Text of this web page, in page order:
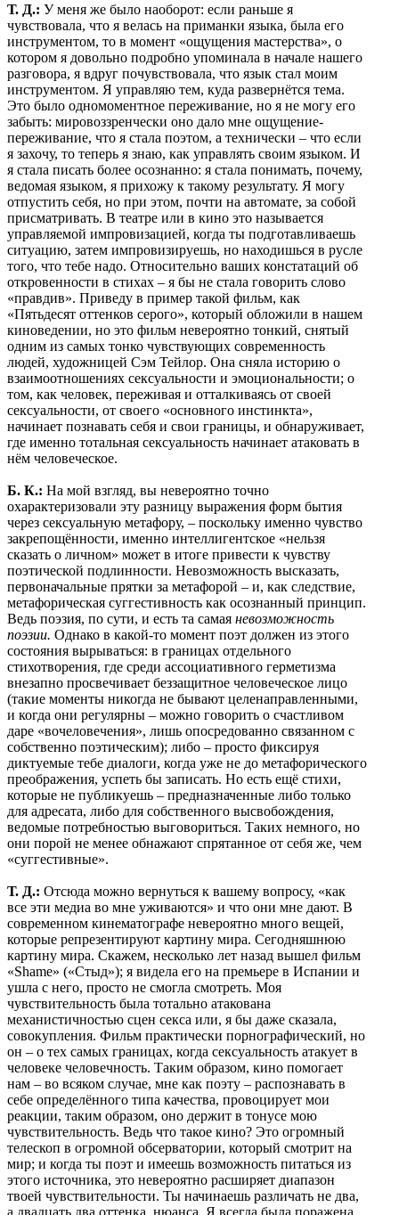
Т. Д.: У меня же было наоборот: если раньше я
чувствовала, что я велась на приманки языка, была его
инструментом, то в момент «ощущения мастерства», о
котором я довольно подробно упоминала в начале нашего
разговора, я вдруг почувствовала, что язык стал моим
инструментом. Я управляю тем, куда развернётся тема.
Это было одномоментное переживание, но я не могу его
забыть: мировоззренчески оно дало мне ощущение-
переживание, что я стала поэтом, а технически – что если
я захочу, то теперь я знаю, как управлять своим языком. И
я стала писать более осознанно: я стала понимать, почему,
ведомая языком, я прихожу к такому результату. Я могу
отпустить себя, но при этом, почти на автомате, за собой
присматривать. В театре или в кино это называется
управляемой импровизацией, когда ты подготавливаешь
ситуацию, затем импровизируешь, но находишься в русле
того, что тебе надо. Относительно ваших констатаций об
откровенности в стихах – я бы не стала говорить слово
«правдив». Приведу в пример такой фильм, как
«Пятьдесят оттенков серого», который обложили в нашем
киноведении, но это фильм невероятно тонкий, снятый
одним из самых тонко чувствующих современность
людей, художницей Сэм Тейлор. Она сняла историю о
взаимоотношениях сексуальности и эмоциональности; о
том, как человек, переживая и отталкиваясь от своей
сексуальности, от своего «основного инстинкта»,
начинает познавать себя и свои границы, и обнаруживает,
где именно тотальная сексуальность начинает атаковать в
нём человеческое.
Б. К.: На мой взгляд, вы невероятно точно
охарактеризовали эту разницу выражения форм бытия
через сексуальную метафору, – поскольку именно чувство
закрепощённости, именно интеллигентское «нельзя
сказать о личном» может в итоге привести к чувству
поэтической подлинности. Невозможность высказать,
первоначальные прятки за метафорой – и, как следствие,
метафорическая суггестивность как осознанный принцип.
Ведь поэзия, по сути, и есть та самая невозможность
поэзии. Однако в какой-то момент поэт должен из этого
состояния вырываться: в границах отдельного
стихотворения, где среди ассоциативного герметизма
внезапно просвечивает беззащитное человеческое лицо
(такие моменты никогда не бывают целенаправленными,
и когда они регулярны – можно говорить о счастливом
даре «вочеловечения», лишь опосредованно связанном с
собственно поэтическим); либо – просто фиксируя
диктуемые тебе диалоги, когда уже не до метафорического
преображения, успеть бы записать. Но есть ещё стихи,
которые не публикуешь – предназначенные либо только
для адресата, либо для собственного высвобождения,
ведомые потребностью выговориться. Таких немного, но
они порой не менее обнажают спрятанное от себя же, чем
«суггестивные».
Т. Д.: Отсюда можно вернуться к вашему вопросу, «как
все эти медиа во мне уживаются» и что они мне дают. В
современном кинематографе невероятно много вещей,
которые репрезентируют картину мира. Сегодняшнюю
картину мира. Скажем, несколько лет назад вышел фильм
«Shame» («Стыд»); я видела его на премьере в Испании и
ушла с него, просто не смогла смотреть. Моя
чувствительность была тотально атакована
механистичностью сцен секса или, я бы даже сказала,
совокупления. Фильм практически порнографический, но
он – о тех самых границах, когда сексуальность атакует в
человеке человечность. Таким образом, кино помогает
нам – во всяком случае, мне как поэту – распознавать в
себе определённого типа качества, провоцирует мои
реакции, таким образом, оно держит в тонусе мою
чувствительность. Ведь что такое кино? Это огромный
телескоп в огромной обсерватории, который смотрит на
мир; и когда ты поэт и имеешь возможность питаться из
этого источника, это невероятно расширяет диапазон
твоей чувствительности. Ты начинаешь различать не два,
а двадцать два оттенка, нюанса. Я всегда была поражена,